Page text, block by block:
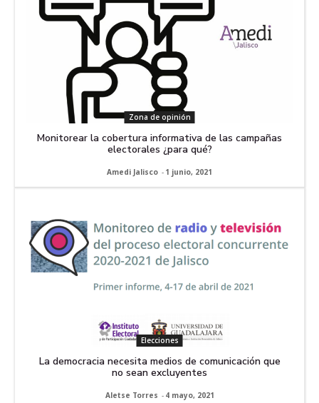
Zona de opinión
Monitorear la cobertura informativa de las campañas
electorales ¿para qué?
Amedi Jalisco - 1 junio, 2021
Elecciones
La democracia necesita medios de comunicación que
no sean excluyentes
Aletse Torres - 4 mayo, 2021